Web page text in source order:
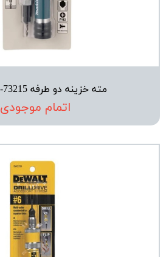
مته خزینه دو طرفه D-73215 ماکیتا
اتمام موجودی